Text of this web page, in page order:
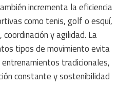
incrementa la eficiencia
como tenis, golf o esquí,
y agilidad. La
tipos de movimiento evita
tradicionales,
constante y sostenibilidad